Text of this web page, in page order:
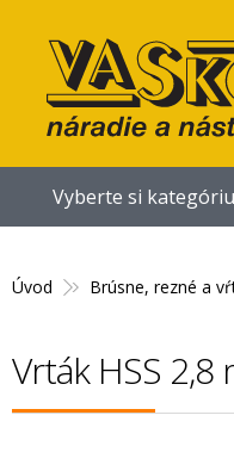
Úvod Brúsne, rezné a
Vrták HSS 2,8
Vyberte si kategóriu